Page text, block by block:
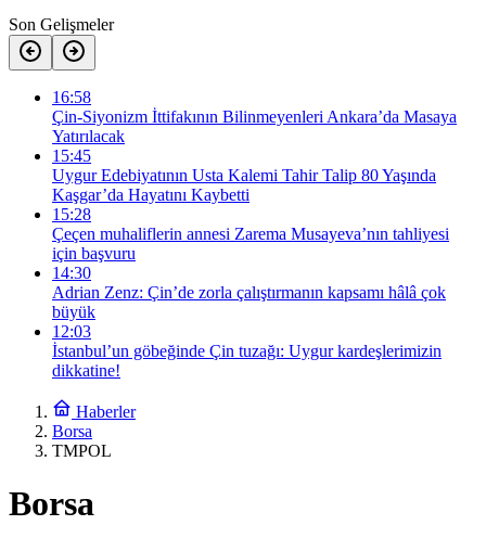
Son Gelişmeler
16:58
Çin-Siyonizm İttifakının Bilinmeyenleri Ankara’da Masaya
Yatırılacak
15:45
Uygur Edebiyatının Usta Kalemi Tahir Talip 80 Yaşında
Kaşgar’da Hayatını Kaybetti
15:28
Çeçen muhaliflerin annesi Zarema Musayeva’nın tahliyesi
için başvuru
14:30
Adrian Zenz: Çin’de zorla çalıştırmanın kapsamı hâlâ çok
büyük
12:03
İstanbul’un göbeğinde Çin tuzağı: Uygur kardeşlerimizin
dikkatine!
Haberler
Borsa
TMPOL
Borsa